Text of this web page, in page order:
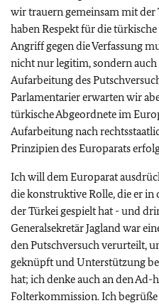
wir trauern gemeinsam mit
haben Respekt für die
Angriff gegen die Verfassung
nicht nur legitim, sondern
Aufarbeitung des
Parlamentarier erwarten wir
türkische Abgeordnete im
Aufarbeitung nach
Prinzipien des Europarats
Ich will dem Europarat
die konstruktive Rolle, die er
der Türkei gespielt hat - und
Generalsekretär Jagland war
den Putschversuch verurteilt,
geknüpft und Unterstützung
hat; ich denke auch an den Ad-
Folterkommission. Ich begrüße